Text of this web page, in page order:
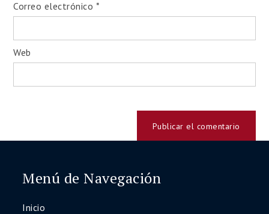
Correo electrónico *
Web
Menú de Navegación
Inicio